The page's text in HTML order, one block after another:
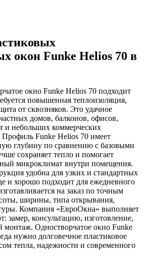
окон Funke Helios 70 в
окно Funke Helios 70 подходит
повышенная теплоизоляция,
от сквозняков. Это удачное
домов, балконов, офисов,
и небольших коммерческих
Funke Helios 70 имеет
глубину по сравнению с базовыми
сохраняет тепло и помогает
микроклимат внутри помещения.
удобна для узких и стандартных
и хорошо подходит для ежедневного
на заказ по точным
ширины, типа открывания,
Компания «ЕвроОкна» выполняет
замер, консультацию, изготовление,
монтаж. Одностворчатое окно Funke
нужно долговечное пластиковое
тепла, надежности и современного